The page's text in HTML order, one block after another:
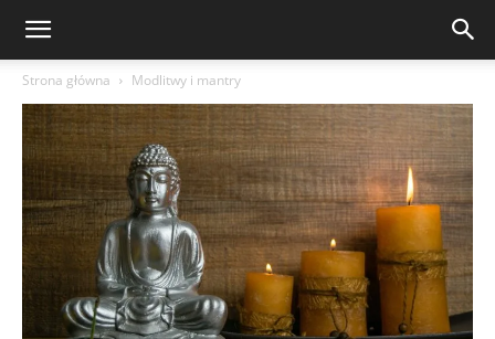
Strona główna Modlitwy i mantry